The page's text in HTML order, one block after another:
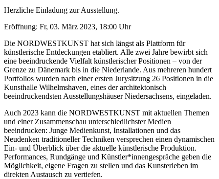
Herzliche Einladung zur Ausstellung.
Eröffnung: Fr, 03. März 2023, 18:00 Uhr
Die NORDWESTKUNST hat sich längst als Plattform für
künstlerische Entdeckungen etabliert. Alle zwei Jahre bewirbt sich
eine beeindruckende Vielfalt künstlerischer Positionen – von der
Grenze zu Dänemark bis in die Niederlande. Aus mehreren hundert
Portfolios wurden nach einer ersten Jurysitzung 26 Positionen in die
Kunsthalle Wilhelmshaven, eines der architektonisch
beeindruckendsten Ausstellungshäuser Niedersachsens, eingeladen.
Auch 2023 kann die NORDWESTKUNST mit aktuellen Themen
und einer Zusammenschau unterschiedlichster Medien
beeindrucken: Junge Medienkunst, Installationen und das
Neudenken traditioneller Techniken versprechen einen dynamischen
Ein- und Überblick über die aktuelle künstlerische Produktion.
Performances, Rundgänge und Künstler*innengespräche geben die
Möglichkeit, eigene Fragen zu stellen und das Kunsterleben im
direkten Austausch zu vertiefen.